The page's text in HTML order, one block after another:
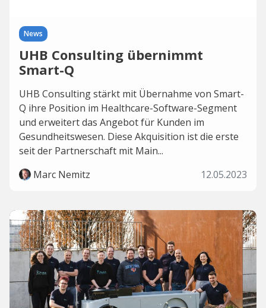
News
UHB Consulting übernimmt
Smart-Q
UHB Consulting stärkt mit Übernahme von Smart-
Q ihre Position im Healthcare-Software-Segment
und erweitert das Angebot für Kunden im
Gesundheitswesen. Diese Akquisition ist die erste
seit der Partnerschaft mit Main...
Marc Nemitz
12.05.2023